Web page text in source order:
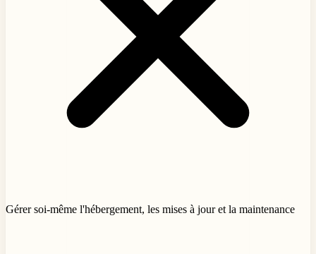
Gérer soi-même l'hébergement, les mises à jour et la maintenance